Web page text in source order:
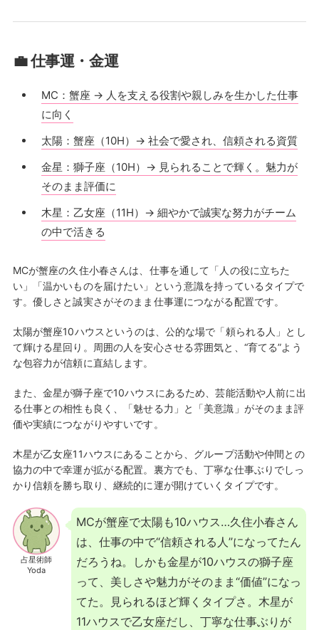
💼 仕事運・金運
MC：蟹座 → 人を支える役割や親しみを生かした仕事
に向く
太陽：蟹座（10H）→ 社会で愛され、信頼される資質
金星：獅子座（10H）→ 見られることで輝く。魅力が
そのまま評価に
木星：乙女座（11H）→ 細やかで誠実な努力がチーム
の中で活きる
MCが蟹座の久住小春さんは、仕事を通して「人の役に立ちた
い」「温かいものを届けたい」という意識を持っているタイプで
す。優しさと誠実さがそのまま仕事運につながる配置です。
太陽が蟹座10ハウスというのは、公的な場で「頼られる人」とし
て輝ける星回り。周囲の人を安心させる雰囲気と、“育てる”よう
な包容力が信頼に直結します。
また、金星が獅子座で10ハウスにあるため、芸能活動や人前に出
る仕事との相性も良く、「魅せる力」と「美意識」がそのまま評
価や実績につながりやすいです。
木星が乙女座11ハウスにあることから、グループ活動や仲間との
協力の中で幸運が拡がる配置。裏方でも、丁寧な仕事ぶりでしっ
かり信頼を勝ち取り、継続的に運が開けていくタイプです。
占星術師
Yoda
MCが蟹座で太陽も10ハウス…久住小春さん
は、仕事の中で“信頼される人”になってたん
だろうね。しかも金星が10ハウスの獅子座
って、美しさや魅力がそのまま“価値”になっ
てた。見られるほど輝くタイプさ。木星が
11ハウスで乙女座だし、丁寧な仕事ぶりが